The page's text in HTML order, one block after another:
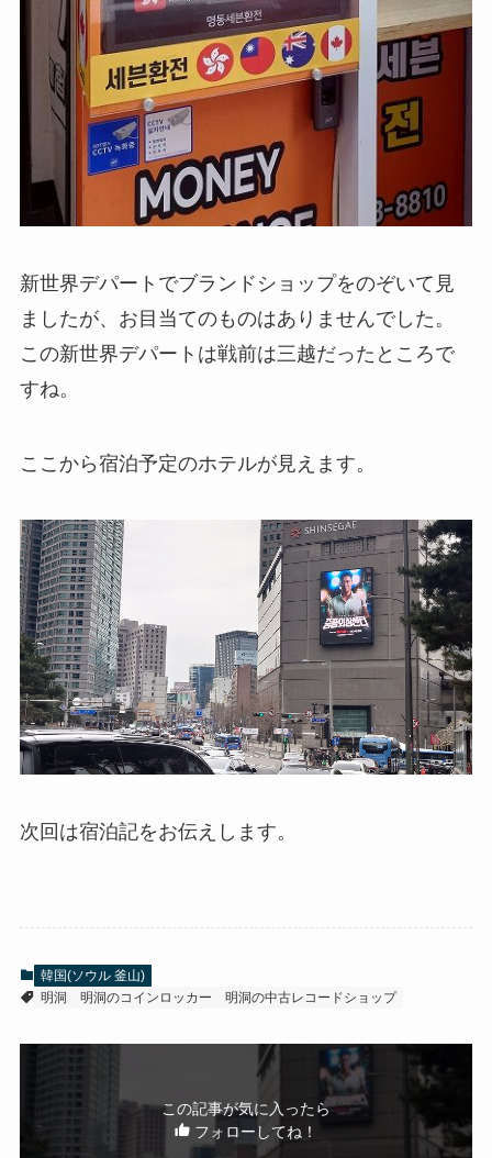
新世界デパートでブランドショップをのぞいて見
ましたが、お目当てのものはありませんでした。
この新世界デパートは戦前は三越だったところで
すね。
ここから宿泊予定のホテルが見えます。
次回は宿泊記をお伝えします。
韓国(ソウル 釜山)
明洞
明洞のコインロッカー 明洞の中古レコードショップ
この記事が気に入ったら
フォローしてね！